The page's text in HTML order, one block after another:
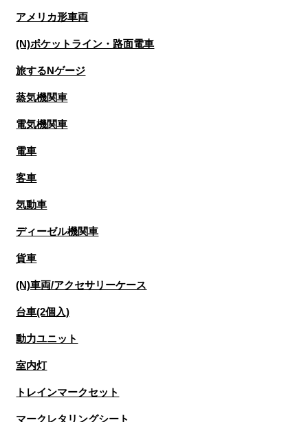
アメリカ形車両
(N)ポケットライン・路面電車
旅するNゲージ
蒸気機関車
電気機関車
電車
客車
気動車
ディーゼル機関車
貨車
(N)車両/アクセサリーケース
台車(2個入)
動力ユニット
室内灯
トレインマークセット
マークレタリングシート